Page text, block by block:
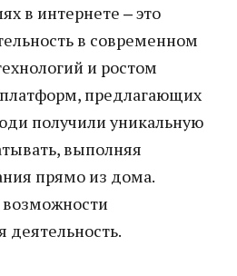
в интернете ‒ это
в современном
и ростом
предлагающих
получили уникальную
выполняя
прямо из дома.
деятельность.